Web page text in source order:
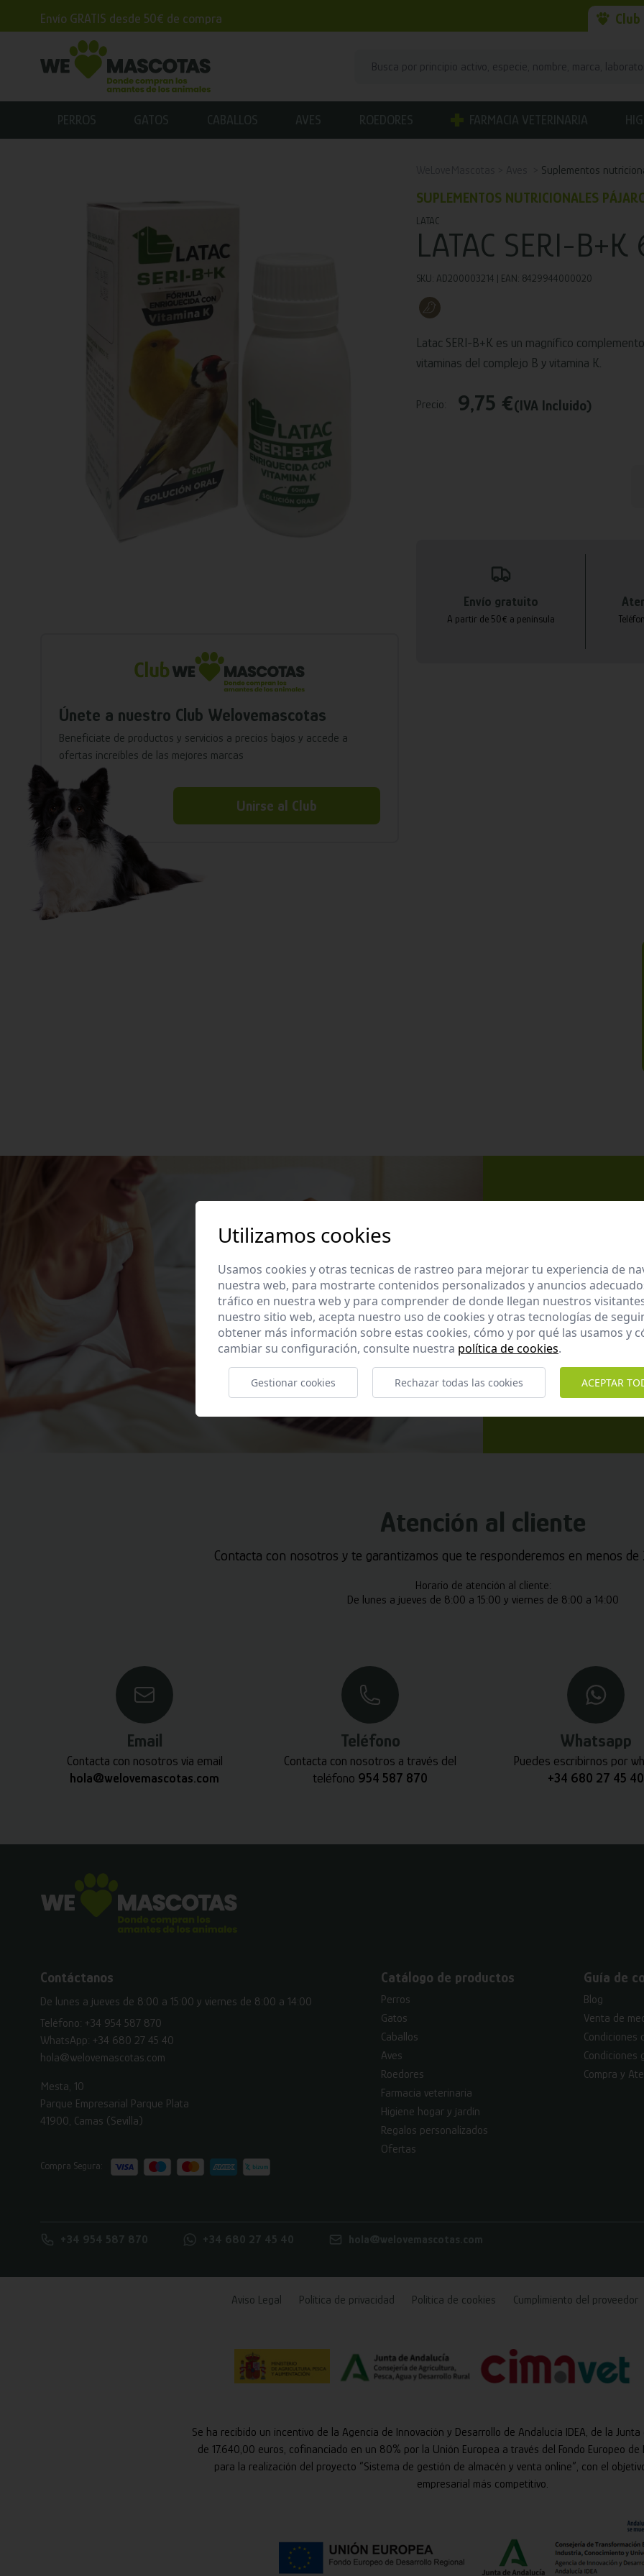
Envío GRATIS desde 50€ de compra
PERROS GATOS CABALLOS AVES ROEDORES FARMACIA VETERINARIA
Únete a nuestro Club Welovemascotas
Benefíciate de productos y servicios a precios bajos y accede a
ofertas increíbles de las mejores marcas
Unirse al Club
Suplementos
SUPLEMENTOS NUTRICIONALES
LATAC
LATAC SERI-
SKU: AD200003214 | EAN: 8429944000020
Latac SERI-B+K es un magnífico
vitaminas del complejo B y vitamina K.
Precio: 9,75 €(IVA Incluido)
Envío gratuito
A partir de 50€ a península
Suscríbete a
Atención al cliente
Contacta con nosotros y te garantizamos que te responderemos en menos de
Horario de atención al cliente:
De lunes a jueves de 8:00 a 15:00 y viernes de 8:00 a 14:00
Email
Contacta con nosotros vía email
hola@welovemascotas.com
Teléfono
Contacta con nosotros a través del
teléfono 954 587 870
Whatsapp
Puedes escribirnos por
+34 680 27 45 40
Contáctanos
De lunes a jueves de 8:00 a 15:00 y viernes de 8:00 a 14:00
Teléfono: +34 954 587 870
WhatsApp: +34 680 27 45 40
hola@welovemascotas.com
Mesta, 10
Parque Empresarial Parque Plata
41900, Camas (Sevilla)
Compra Segura:
Catálogo de productos
Perros
Gatos
Caballos
Aves
Roedores
Farmacia veterinaria
Higiene hogar y jardín
Regalos personalizados
Ofertas
Guía de
Blog
Venta de
Condiciones
Condiciones
Compra y
+34 954 587 870 +34 680 27 45 40 hola@welovemascotas.com
Aviso Legal Política de privacidad Política de cookies Cumplimiento del proveedor
Se ha recibido un incentivo de la Agencia de Innovación y Desarrollo de Andalucía IDEA, de la
de 17.640,00 euros, cofinanciado en un 80% por la Unión Europea a través del Fondo Europeo de
para la realización del proyecto “Sistema de gestión de almacén y venta online”, con el
empresarial más competitivo.
Utilizamos cookies
Usamos cookies y otras tecnicas de rastreo para mejorar tu experiencia de
nuestra web, para mostrarte contenidos personalizados y anuncios
tráfico en nuestra web y para comprender de donde llegan nuestros
nuestro sitio web, acepta nuestro uso de cookies y otras tecnologías de
obtener más información sobre estas cookies, cómo y por qué las usamos y
cambiar su configuración, consulte nuestra política de cookies.
Gestionar cookies Rechazar todas las cookies ACEPTAR